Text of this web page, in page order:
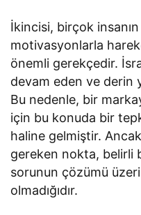
İkincisi, birçok
motivasyonlarla
önemli gerekçedir.
devam eden ve derin
Bu nedenle, bir
için bu konuda bir
haline gelmiştir.
gereken nokta, belirli
sorunun çözümü
olmadığıdır.